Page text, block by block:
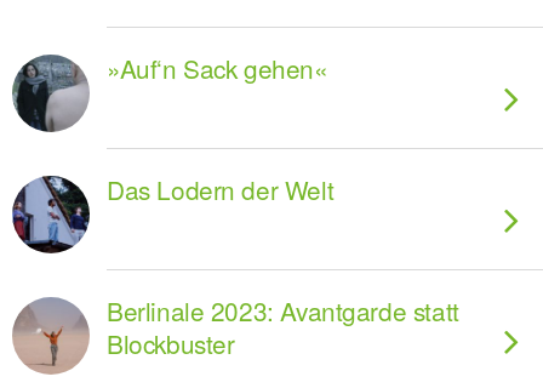
»Auf‘n Sack gehen«
Das Lodern der Welt
Berlinale 2023: Avantgarde statt
Blockbuster